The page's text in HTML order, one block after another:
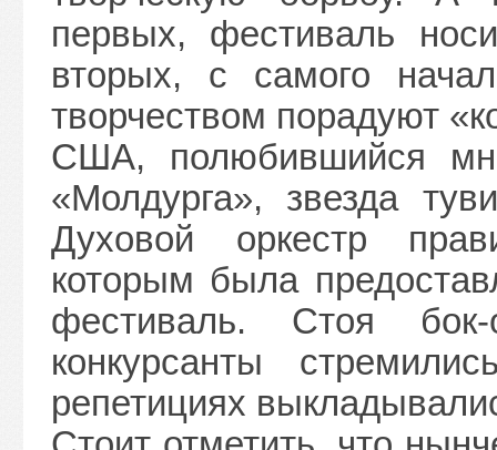
первых, фестиваль
вторых, с самого
творчеством порадуют
США, полюбившийся
«Молдурга», звезда
Духовой оркестр
которым была
фестиваль. Стоя
конкурсанты
репетициях